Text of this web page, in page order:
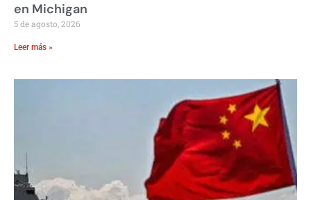
en Michigan
5 de agosto, 2026
Leer más »